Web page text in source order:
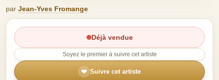
par Jean-Yves Fromange
Déjà vendue
Soyez le premier à suivre cet artiste
❤ Suivre cet artiste